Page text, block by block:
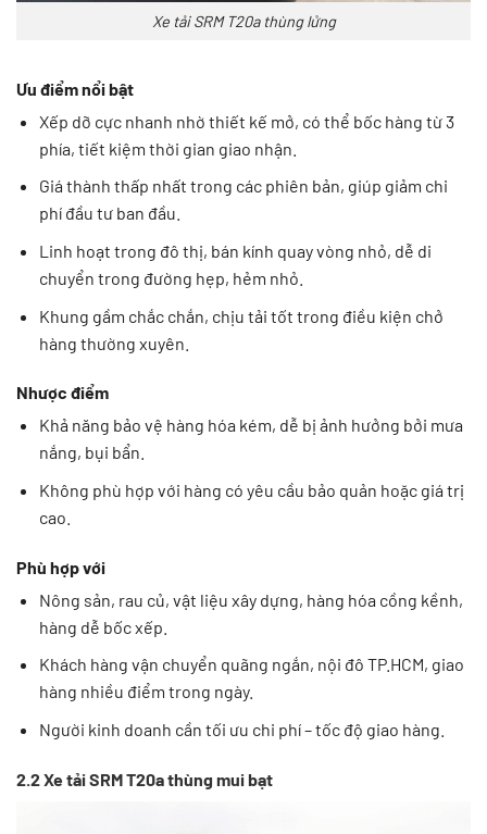
Xe tải SRM T20a thùng lửng
Ưu điểm nổi bật
Xếp dỡ cực nhanh nhờ thiết kế mở, có thể bốc hàng từ 3
phía, tiết kiệm thời gian giao nhận.
Giá thành thấp nhất trong các phiên bản, giúp giảm chi
phí đầu tư ban đầu.
Linh hoạt trong đô thị, bán kính quay vòng nhỏ, dễ di
chuyển trong đường hẹp, hẻm nhỏ.
Khung gầm chắc chắn, chịu tải tốt trong điều kiện chở
hàng thường xuyên.
Nhược điểm
Khả năng bảo vệ hàng hóa kém, dễ bị ảnh hưởng bởi mưa
nắng, bụi bẩn.
Không phù hợp với hàng có yêu cầu bảo quản hoặc giá trị
cao.
Phù hợp với
Nông sản, rau củ, vật liệu xây dựng, hàng hóa cồng kềnh,
hàng dễ bốc xếp.
Khách hàng vận chuyển quãng ngắn, nội đô TP.HCM, giao
hàng nhiều điểm trong ngày.
Người kinh doanh cần tối ưu chi phí – tốc độ giao hàng.
2.2 Xe tải SRM T20a thùng mui bạt